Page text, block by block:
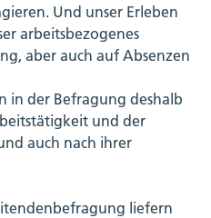
Und unser Erleben
arbeitsbezogenes
aber auch auf Absenzen
in der Befragung deshalb
und der
auch nach ihrer
liefern